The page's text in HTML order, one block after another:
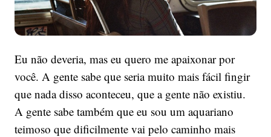
Eu não deveria, mas eu quero me apaixonar por
você. A gente sabe que seria muito mais fácil fingir
que nada disso aconteceu, que a gente não existiu.
A gente sabe também que eu sou um aquariano
teimoso que dificilmente vai pelo caminho mais